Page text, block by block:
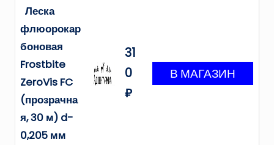
Леска
флюорокар
боновая
Frostbite
ZeroVis FC
(прозрачна
я, 30 м) d-
0,205 мм
31
0
₽